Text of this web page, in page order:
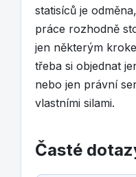
statisíců je
práce rozhodně
jen některým
třeba si objednat
nebo jen právní
vlastními silami.
Časté